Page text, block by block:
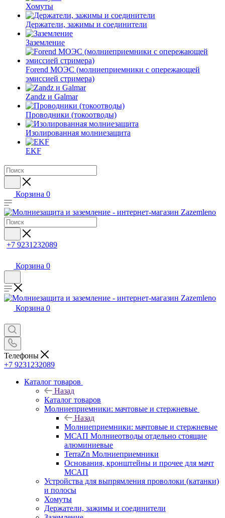
Хомуты
Держатели, зажимы и соединители
Заземление
Forend МОЭС (молниеприемники с опережающей
эмиссией стримера)
Zandz и Galmar
Проводники (токоотводы)
Изолированная молниезащита
EKF
Корзина 0
+7 9231232089
Корзина 0
Корзина 0
Телефоны
+7 9231232089
Каталог товаров
Назад
Каталог товаров
Молниеприемники: мачтовые и стержневые
Назад
Молниеприемники: мачтовые и стержневые
МСАП Молниеотводы отдельно стоящие
алюминиевые
TerraZn Молниеприемники
Основания, кронштейны и прочее для мачт
МСАП
Устройства для выпрямления проволоки (катанки)
и полосы
Хомуты
Держатели, зажимы и соединители